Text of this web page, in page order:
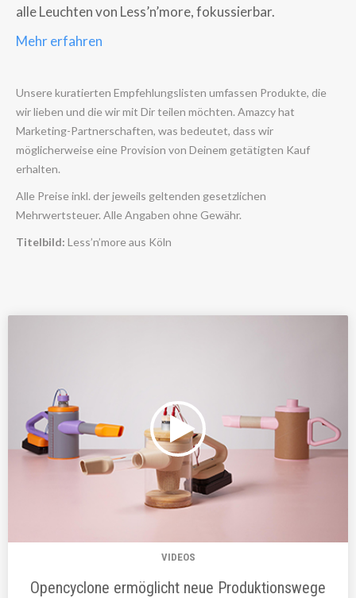
alle Leuchten von Less’n’more, fokussierbar.
Mehr erfahren
Unsere kuratierten Empfehlungslisten umfassen Produkte, die
wir lieben und die wir mit Dir teilen möchten. Amazcy hat
Marketing-Partnerschaften, was bedeutet, dass wir
möglicherweise eine Provision von Deinem getätigten Kauf
erhalten.
Alle Preise inkl. der jeweils geltenden gesetzlichen
Mehrwertsteuer. Alle Angaben ohne Gewähr.
Titelbild: Less’n’more aus Köln
VIDEOS
Opencyclone ermöglicht neue Produktionswege